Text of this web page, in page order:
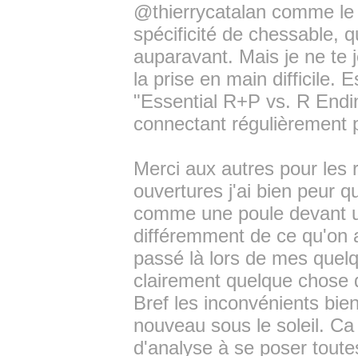
@thierrycatalan comme
spécificité de chessable,
auparavant. Mais je ne te
la prise en main difficile.
"Essential R+P vs. R
connectant régulièrement
Merci aux autres pour les
ouvertures j'ai bien peur
comme une poule devant
différemment de ce qu'on
passé là lors de mes
clairement quelque
Bref les inconvénients
nouveau sous le soleil.
d'analyse à se poser